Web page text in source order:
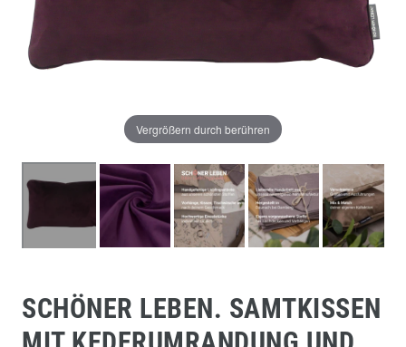
Vergrößern durch berühren
SCHÖNER LEBEN. SAMTKISSEN